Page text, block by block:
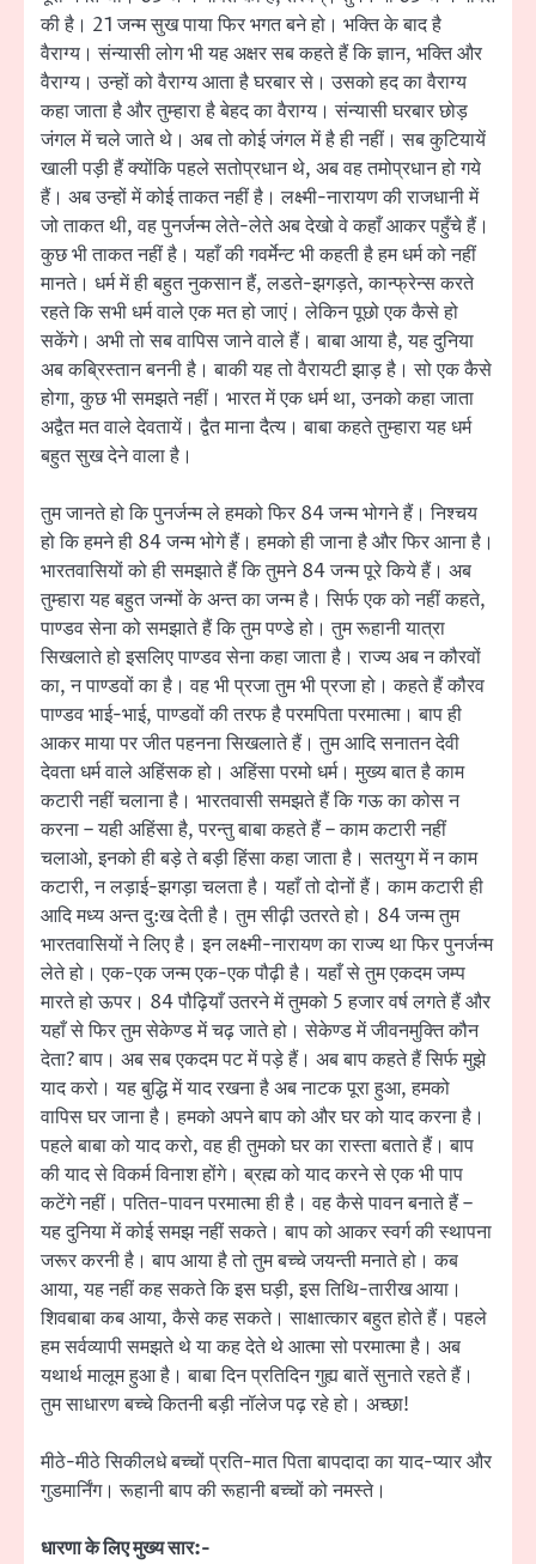
की है। 21 जन्म सुख पाया फिर भगत बने हो। भक्ति के बाद है
वैराग्य। संन्यासी लोग भी यह अक्षर सब कहते हैं कि ज्ञान, भक्ति और
वैराग्य। उन्हों को वैराग्य आता है घरबार से। उसको हद का वैराग्य
कहा जाता है और तुम्हारा है बेहद का वैराग्य। संन्यासी घरबार छोड़
जंगल में चले जाते थे। अब तो कोई जंगल में है ही नहीं। सब कुटियायें
खाली पड़ी हैं क्योंकि पहले सतोप्रधान थे, अब वह तमोप्रधान हो गये
हैं। अब उन्हों में कोई ताकत नहीं है। लक्ष्मी-नारायण की राजधानी में
जो ताकत थी, वह पुनर्जन्म लेते-लेते अब देखो वे कहाँ आकर पहुँचे हैं।
कुछ भी ताकत नहीं है। यहाँ की गवर्मेन्ट भी कहती है हम धर्म को नहीं
मानते। धर्म में ही बहुत नुकसान हैं, लडते-झगड़ते, कान्फ्रेन्स करते
रहते कि सभी धर्म वाले एक मत हो जाएं। लेकिन पूछो एक कैसे हो
सकेंगे। अभी तो सब वापिस जाने वाले हैं। बाबा आया है, यह दुनिया
अब कब्रिस्तान बननी है। बाकी यह तो वैरायटी झाड़ है। सो एक कैसे
होगा, कुछ भी समझते नहीं। भारत में एक धर्म था, उनको कहा जाता
अद्वैत मत वाले देवतायें। द्वैत माना दैत्य। बाबा कहते तुम्हारा यह धर्म
बहुत सुख देने वाला है।
तुम जानते हो कि पुनर्जन्म ले हमको फिर 84 जन्म भोगने हैं। निश्चय
हो कि हमने ही 84 जन्म भोगे हैं। हमको ही जाना है और फिर आना है।
भारतवासियों को ही समझाते हैं कि तुमने 84 जन्म पूरे किये हैं। अब
तुम्हारा यह बहुत जन्मों के अन्त का जन्म है। सिर्फ एक को नहीं कहते,
पाण्डव सेना को समझाते हैं कि तुम पण्डे हो। तुम रूहानी यात्रा
सिखलाते हो इसलिए पाण्डव सेना कहा जाता है। राज्य अब न कौरवों
का, न पाण्डवों का है। वह भी प्रजा तुम भी प्रजा हो। कहते हैं कौरव
पाण्डव भाई-भाई, पाण्डवों की तरफ है परमपिता परमात्मा। बाप ही
आकर माया पर जीत पहनना सिखलाते हैं। तुम आदि सनातन देवी
देवता धर्म वाले अहिंसक हो। अहिंसा परमो धर्म। मुख्य बात है काम
कटारी नहीं चलाना है। भारतवासी समझते हैं कि गऊ का कोस न
करना – यही अहिंसा है, परन्तु बाबा कहते हैं – काम कटारी नहीं
चलाओ, इनको ही बड़े ते बड़ी हिंसा कहा जाता है। सतयुग में न काम
कटारी, न लड़ाई-झगड़ा चलता है। यहाँ तो दोनों हैं। काम कटारी ही
आदि मध्य अन्त दु:ख देती है। तुम सीढ़ी उतरते हो। 84 जन्म तुम
भारतवासियों ने लिए है। इन लक्ष्मी-नारायण का राज्य था फिर पुनर्जन्म
लेते हो। एक-एक जन्म एक-एक पौढ़ी है। यहाँ से तुम एकदम जम्प
मारते हो ऊपर। 84 पौढ़ियाँ उतरने में तुमको 5 हजार वर्ष लगते हैं और
यहाँ से फिर तुम सेकेण्ड में चढ़ जाते हो। सेकेण्ड में जीवनमुक्ति कौन
देता? बाप। अब सब एकदम पट में पड़े हैं। अब बाप कहते हैं सिर्फ मुझे
याद करो। यह बुद्धि में याद रखना है अब नाटक पूरा हुआ, हमको
वापिस घर जाना है। हमको अपने बाप को और घर को याद करना है।
पहले बाबा को याद करो, वह ही तुमको घर का रास्ता बताते हैं। बाप
की याद से विकर्म विनाश होंगे। ब्रह्म को याद करने से एक भी पाप
कटेंगे नहीं। पतित-पावन परमात्मा ही है। वह कैसे पावन बनाते हैं –
यह दुनिया में कोई समझ नहीं सकते। बाप को आकर स्वर्ग की स्थापना
जरूर करनी है। बाप आया है तो तुम बच्चे जयन्ती मनाते हो। कब
आया, यह नहीं कह सकते कि इस घड़ी, इस तिथि-तारीख आया।
शिवबाबा कब आया, कैसे कह सकते। साक्षात्कार बहुत होते हैं। पहले
हम सर्वव्यापी समझते थे या कह देते थे आत्मा सो परमात्मा है। अब
यथार्थ मालूम हुआ है। बाबा दिन प्रतिदिन गुह्य बातें सुनाते रहते हैं।
तुम साधारण बच्चे कितनी बड़ी नॉलेज पढ़ रहे हो। अच्छा!
मीठे-मीठे सिकीलधे बच्चों प्रति-मात पिता बापदादा का याद-प्यार और
गुडमार्निंग। रूहानी बाप की रूहानी बच्चों को नमस्ते।
धारणा के लिए मुख्य सार:-